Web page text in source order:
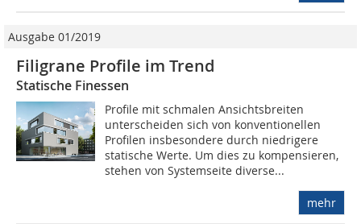
Ausgabe 01/2019
Filigrane Profile im Trend
Statische Finessen
Profile mit schmalen Ansichtsbreiten
unterscheiden sich von konventionellen
Profilen insbesondere durch niedrigere
statische Werte. Um dies zu kompensieren,
stehen von Systemseite diverse...
mehr